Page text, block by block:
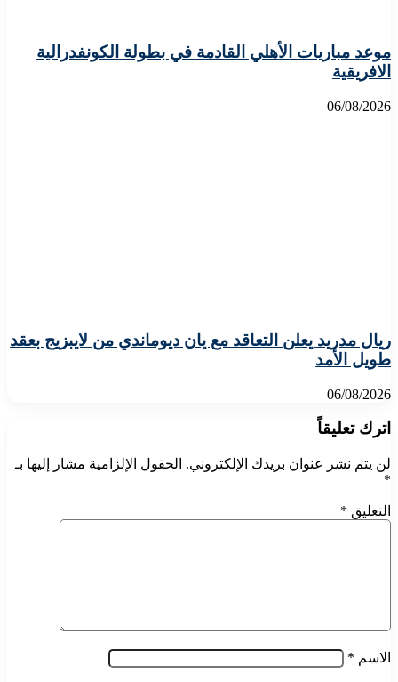
موعد مباريات الأهلي القادمة في بطولة الكونفدرالية
الافريقية
06/08/2026
ريال مدريد يعلن التعاقد مع يان ديوماندي من لايبزيج بعقد
طويل الأمد
06/08/2026
اترك تعليقاً
لن يتم نشر عنوان بريدك الإلكتروني. الحقول الإلزامية مشار إليها بـ
*
التعليق *
الاسم *